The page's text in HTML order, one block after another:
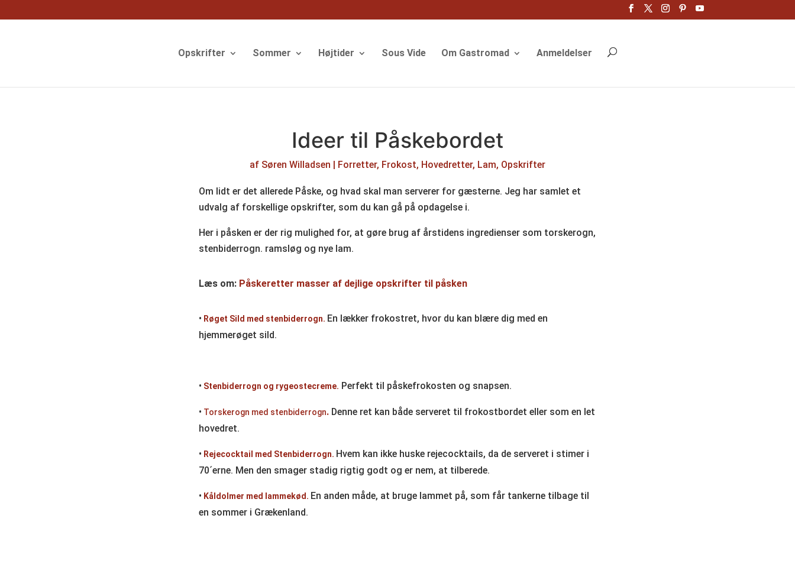
Opskrifter Sommer Højtider Sous Vide Om Gastromad Anmeldelser
Ideer til Påskebordet
af Søren Willadsen | Forretter, Frokost, Hovedretter, Lam, Opskrifter
Om lidt er det allerede Påske, og hvad skal man serverer for gæsterne. Jeg har samlet et
udvalg af forskellige opskrifter, som du kan gå på opdagelse i.
Her i påsken er der rig mulighed for, at gøre brug af årstidens ingredienser som torskerogn,
stenbiderrogn. ramsløg og nye lam.
Læs om: Påskeretter masser af dejlige opskrifter til påsken
• Røget Sild med stenbiderrogn. En lækker frokostret, hvor du kan blære dig med en
hjemmerøget sild.
• Stenbiderrogn og rygeostecreme. Perfekt til påskefrokosten og snapsen.
• Torskerogn med stenbiderrogn. Denne ret kan både serveret til frokostbordet eller som en let
hovedret.
• Rejecocktail med Stenbiderrogn. Hvem kan ikke huske rejecocktails, da de serveret i stimer i
70´erne. Men den smager stadig rigtig godt og er nem, at tilberede.
• Kåldolmer med lammekød. En anden måde, at bruge lammet på, som får tankerne tilbage til
en sommer i Grækenland.